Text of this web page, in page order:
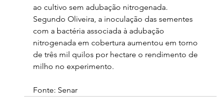
ao cultivo sem adubação nitrogenada.
Segundo Oliveira, a inoculação das sementes
com a bactéria associada à adubação
nitrogenada em cobertura aumentou em torno
de três mil quilos por hectare o rendimento de
milho no experimento.
Fonte: Senar